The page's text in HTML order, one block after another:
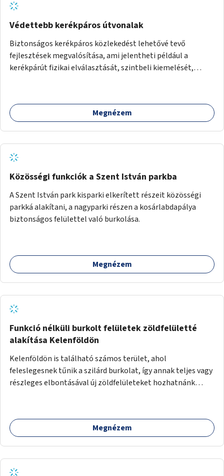
Védettebb kerékpáros útvonalak
Biztonságos kerékpáros közlekedést lehetővé tevő
fejlesztések megvalósítása, ami jelentheti például a
kerékpárút fizikai elválasztását, szintbeli kiemelését,
vagy akár egyes egyirányú utcák megnyitását
szembeforgalmú kerékpározásra.
Megnézem
Közösségi funkciók a Szent István parkba
A Szent István park kisparki elkerített részeit közösségi
parkká alakítani, a nagyparki részen a kosárlabdapálya
biztonságos felülettel való burkolása.
Megnézem
Funkció nélküli burkolt felületek zöldfelületté
alakítása Kelenföldön
Kelenföldön is található számos terület, ahol
feleslegesnek tűnik a szilárd burkolat, így annak teljes vagy
részleges elbontásával új zöldfelületeket hozhatnánk
aszfaltos területek.
Megnézem